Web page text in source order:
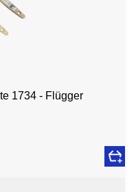
1734 - Flügger